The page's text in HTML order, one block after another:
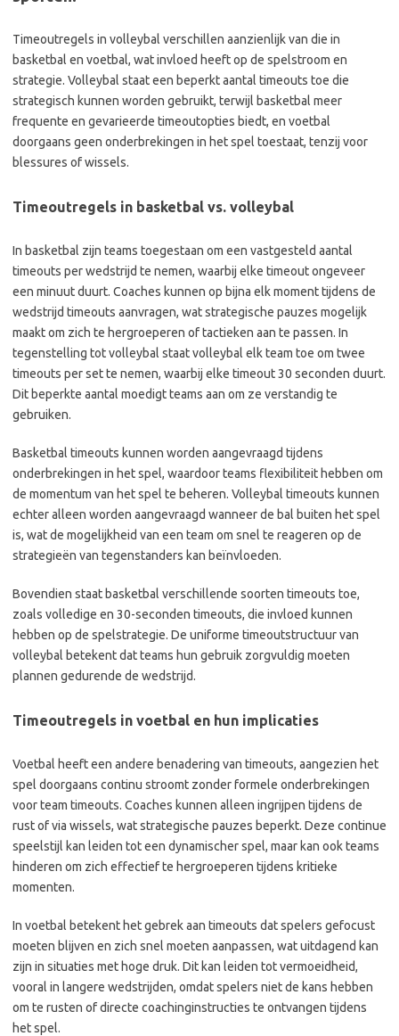
Timeoutregels in volleybal verschillen aanzienlijk van die in
basketbal en voetbal, wat invloed heeft op de spelstroom en
strategie. Volleybal staat een beperkt aantal timeouts toe die
strategisch kunnen worden gebruikt, terwijl basketbal meer
frequente en gevarieerde timeoutopties biedt, en voetbal
doorgaans geen onderbrekingen in het spel toestaat, tenzij voor
blessures of wissels.
Timeoutregels in basketbal vs. volleybal
In basketbal zijn teams toegestaan om een vastgesteld aantal
timeouts per wedstrijd te nemen, waarbij elke timeout ongeveer
een minuut duurt. Coaches kunnen op bijna elk moment tijdens de
wedstrijd timeouts aanvragen, wat strategische pauzes mogelijk
maakt om zich te hergroeperen of tactieken aan te passen. In
tegenstelling tot volleybal staat volleybal elk team toe om twee
timeouts per set te nemen, waarbij elke timeout 30 seconden duurt.
Dit beperkte aantal moedigt teams aan om ze verstandig te
gebruiken.
Basketbal timeouts kunnen worden aangevraagd tijdens
onderbrekingen in het spel, waardoor teams flexibiliteit hebben om
de momentum van het spel te beheren. Volleybal timeouts kunnen
echter alleen worden aangevraagd wanneer de bal buiten het spel
is, wat de mogelijkheid van een team om snel te reageren op de
strategieën van tegenstanders kan beïnvloeden.
Bovendien staat basketbal verschillende soorten timeouts toe,
zoals volledige en 30-seconden timeouts, die invloed kunnen
hebben op de spelstrategie. De uniforme timeoutstructuur van
volleybal betekent dat teams hun gebruik zorgvuldig moeten
plannen gedurende de wedstrijd.
Timeoutregels in voetbal en hun implicaties
Voetbal heeft een andere benadering van timeouts, aangezien het
spel doorgaans continu stroomt zonder formele onderbrekingen
voor team timeouts. Coaches kunnen alleen ingrijpen tijdens de
rust of via wissels, wat strategische pauzes beperkt. Deze continue
speelstijl kan leiden tot een dynamischer spel, maar kan ook teams
hinderen om zich effectief te hergroeperen tijdens kritieke
momenten.
In voetbal betekent het gebrek aan timeouts dat spelers gefocust
moeten blijven en zich snel moeten aanpassen, wat uitdagend kan
zijn in situaties met hoge druk. Dit kan leiden tot vermoeidheid,
vooral in langere wedstrijden, omdat spelers niet de kans hebben
om te rusten of directe coachinginstructies te ontvangen tijdens
het spel.